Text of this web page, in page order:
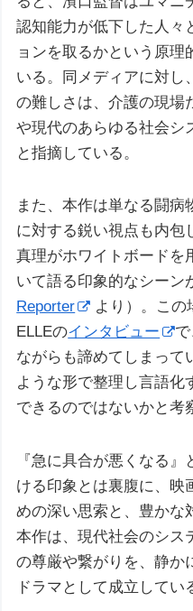
認知能力が低下した人々
ョンを取るかという原理
いる。同メディアに対し
の難しさは、介護の現場
や現代のあらゆる社会シ
と指摘している。
また、本作は単なる闘病
に対する鋭い視点も内包
真理がホワイトボードを
いて語る印象的なシーン
Reporter
より）。この
ELLEのインタビュー
ながらも諦めてしまって
ような形で整理し言語化
できるのではないかと考
『急に具合が悪くなる
ける印象とは裏腹に、映
めの深い思索と、豊かな
本作は、現代社会のシス
の尊厳や繋がりを、静か
ドラマとして成立してい